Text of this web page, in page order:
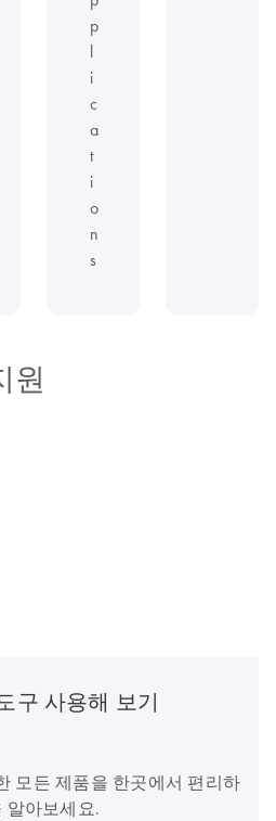
p
l
i
c
a
t
i
o
n
s
원
구 사용해 보기
모든 제품을 한곳에서 편리하
알아보세요.